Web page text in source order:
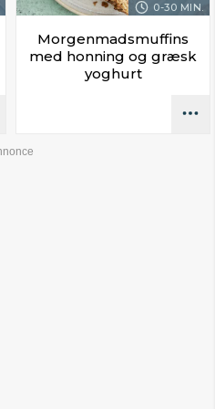
0-30 MIN.
Morgenmadsmuffins
med honning og græsk
yoghurt